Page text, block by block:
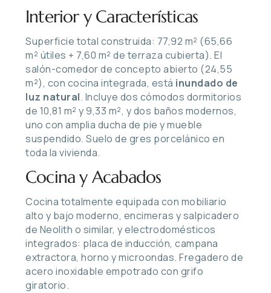
Interior y Características
Superficie total construida: 77,92 m² (65,66
m² útiles + 7,60 m² de terraza cubierta). El
salón-comedor de concepto abierto (24,55
m²), con cocina integrada, está inundado de
luz natural. Incluye dos cómodos dormitorios
de 10,81 m² y 9,33 m², y dos baños modernos,
uno con amplia ducha de pie y mueble
suspendido. Suelo de gres porcelánico en
toda la vivienda.
Cocina y Acabados
Cocina totalmente equipada con mobiliario
alto y bajo moderno, encimeras y salpicadero
de Neolith o similar, y electrodomésticos
integrados: placa de inducción, campana
extractora, horno y microondas. Fregadero de
acero inoxidable empotrado con grifo
giratorio.